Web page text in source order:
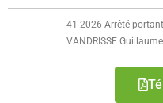
- - Micro-Crèches Atomes
- - - Hapili Gare par Léa et
41-2026 Arrêté
VANDRISSE